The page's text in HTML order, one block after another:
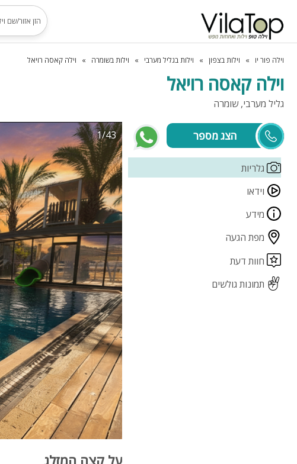
וילה פור יו וילות בצפון וילות בגליל מערבי וילות בשומרה וילה קאסה רויאל
וילה קאסה רויאל
גליל מערבי, שומרה
מירי ומוטי
גלריות
וידאו
מידע
מפת הגעה
חוות דעת
תמונות גולשים
1/43